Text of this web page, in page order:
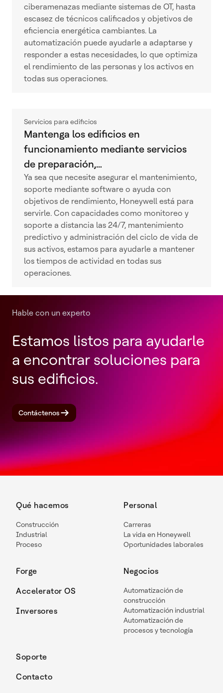
ciberamenazas mediante sistemas de OT, hasta
escasez de técnicos calificados y objetivos de
eficiencia energética cambiantes. La
automatización puede ayudarle a adaptarse y
responder a estas necesidades, lo que optimiza
el rendimiento de las personas y los activos en
todas sus operaciones.
Servicios para edificios
Mantenga los edificios en
funcionamiento mediante servicios
de preparación,…
Ya sea que necesite asegurar el mantenimiento,
soporte mediante software o ayuda con
objetivos de rendimiento, Honeywell está para
servirle. Con capacidades como monitoreo y
soporte a distancia las 24/7, mantenimiento
predictivo y administración del ciclo de vida de
sus activos, estamos para ayudarle a mantener
los tiempos de actividad en todas sus
operaciones.
Hable con un experto
Estamos listos para ayudarle
a encontrar soluciones para
sus edificios.
Contáctenos
Qué hacemos
Construcción
Industrial
Proceso
Forge
Accelerator OS
Inversores
Personal
Carreras
La vida en Honeywell
Oportunidades laborales
Negocios
Automatización de
construcción
Automatización industrial
Automatización de
procesos y tecnología
Soporte
Contacto